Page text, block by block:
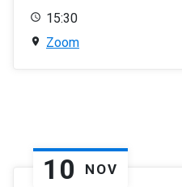
15:30
Zoom
10 NOV